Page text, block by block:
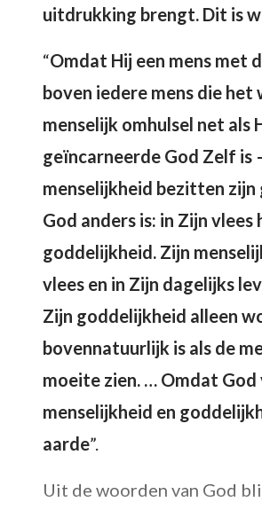
uitdrukking brengt. Dit is
“Omdat Hij een mens met
boven iedere mens die het
menselijk omhulsel net als
geïncarneerde God Zelf is
menselijkheid bezitten zijn
God anders is: in Zijn
goddelijkheid. Zijn
vlees en in Zijn dagelijks
Zijn goddelijkheid alleen
bovennatuurlijk is als de
moeite zien. … Omdat God
menselijkheid en
aarde”.
Uit de woorden van God